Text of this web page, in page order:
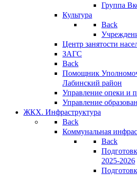
Группа
Культура
Back
Центр занятости
ЗАГС
Back
Помощник
Лабинский район
Управление опеки и
Управление
ЖКХ. Инфраструктура
Back
Коммунальная
Back
2025-2026